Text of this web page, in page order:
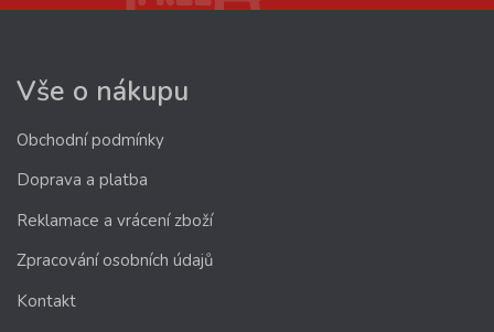
Vše o nákupu
Obchodní podmínky
Doprava a platba
Reklamace a vrácení zboží
Zpracování osobních údajů
Kontakt